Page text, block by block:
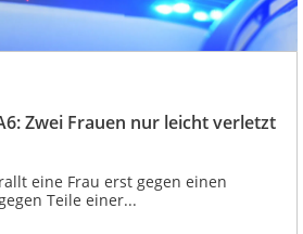
Zwei Frauen nur leicht verletzt
eine Frau erst gegen einen
Teile einer...